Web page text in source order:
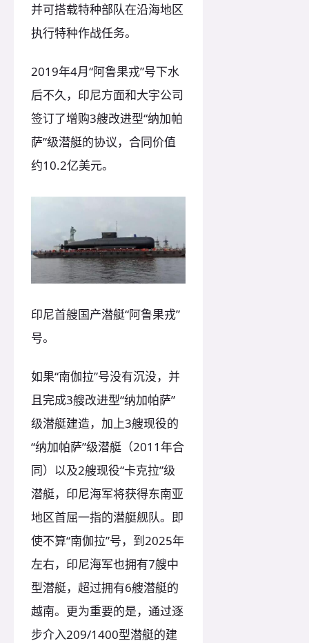
并可搭载特种部队在沿海地区
执行特种作战任务。
2019年4月“阿鲁果戎”号下水
后不久，印尼方面和大宇公司
签订了增购3艘改进型“纳加帕
萨”级潜艇的协议，合同价值
约10.2亿美元。
印尼首艘国产潜艇“阿鲁果戎”
号。
如果“南伽拉”号没有沉没，并
且完成3艘改进型“纳加帕萨”
级潜艇建造，加上3艘现役的
“纳加帕萨”级潜艇（2011年合
同）以及2艘现役“卡克拉”级
潜艇，印尼海军将获得东南亚
地区首屈一指的潜艇舰队。即
使不算“南伽拉”号，到2025年
左右，印尼海军也拥有7艘中
型潜艇，超过拥有6艘潜艇的
越南。更为重要的是，通过逐
步介入209/1400型潜艇的建